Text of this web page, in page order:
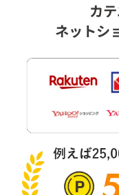
カ
ネットシ